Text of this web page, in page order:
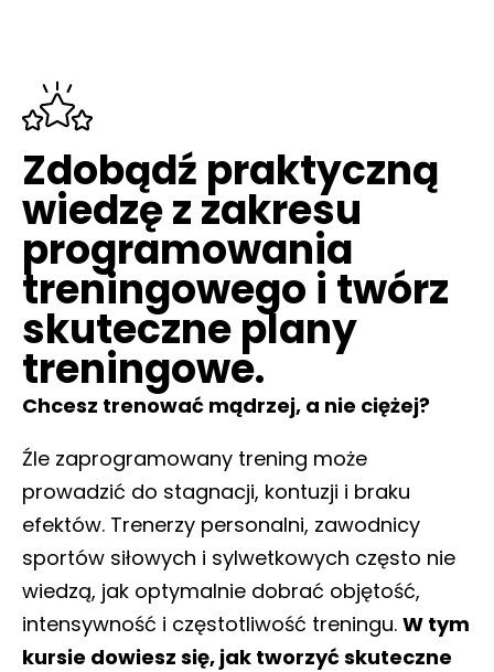
Zdobądź praktyczną
wiedzę z zakresu
programowania
treningowego i twórz
skuteczne plany
treningowe.
Chcesz trenować mądrzej, a nie ciężej?
Źle zaprogramowany trening może
prowadzić do stagnacji, kontuzji i braku
efektów. Trenerzy personalni, zawodnicy
sportów siłowych i sylwetkowych często nie
wiedzą, jak optymalnie dobrać objętość,
intensywność i częstotliwość treningu. W tym
kursie dowiesz się, jak tworzyć skuteczne